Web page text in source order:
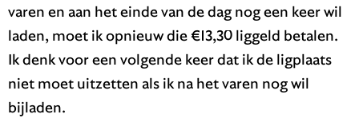
varen en aan het einde van de dag nog een keer wil
laden, moet ik opnieuw die €13,30 liggeld betalen.
Ik denk voor een volgende keer dat ik de ligplaats
niet moet uitzetten als ik na het varen nog wil
bijladen.